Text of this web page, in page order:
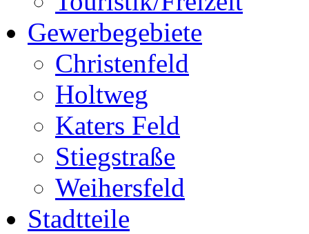
Gewerbegebiete
Christenfeld
Holtweg
Katers Feld
Stiegstraße
Weihersfeld
Stadtteile